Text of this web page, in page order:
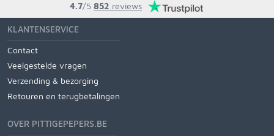
4.7/5 852 reviews
KLANTENSERVICE
Contact
Veelgestelde vragen
Verzending & bezorging
Retouren en terugbetalingen
OVER PITTIGEPEPERS.BE